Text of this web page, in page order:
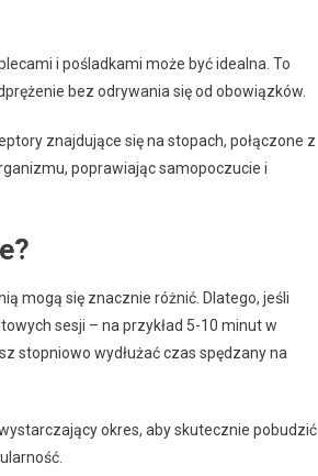
i pośladkami może być idealna. To
bez odrywania się od obowiązków.
znajdujące się na stopach, połączone z
poprawiając samopoczucie i
mogą się znacznie różnić. Dlatego, jeśli
sesji – na przykład 5-10 minut w
stopniowo wydłużać czas spędzany na
okres, aby skutecznie pobudzić